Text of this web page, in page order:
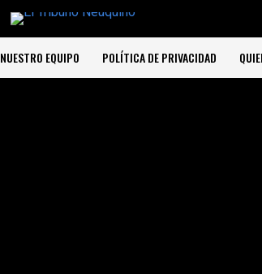
NUESTRO EQUIPO POLÍTICA DE PRIVACIDAD